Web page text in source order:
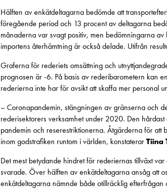
Hälften av enkätdeltagarna bedömde att
föregående period och 13 procent av deltagarna
månaderna var svagt positiv, men bedömningarna
importens återhämtning är också delade. Utifrån
Graferna för rederiets omsättning och
prognosen är -6. På basis av rederibarometern kan
rederierna inte har för avsikt att skaffa mer personal
– Coronapandemin, stängningen av gränserna och
rederisektorers verksamhet under 2020. Den
pandemin och reserestriktionerna. Åtgärderna för att
inom godstrafiken runtom i världen, konstaterarTiina
Det mest betydande hindret för rederiernas tillväxt
svarade. Över hälften av enkätdeltagarna ansåg att
enkätdeltagarna nämnde både otillräcklig